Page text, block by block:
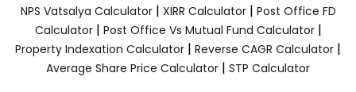
NPS Vatsalya Calculator| XIRR Calculator| Post Office FD
Calculator| Post Office Vs Mutual Fund Calculator|
Property Indexation Calculator | Reverse CAGR Calculator |
Average Share Price Calculator | STP Calculator